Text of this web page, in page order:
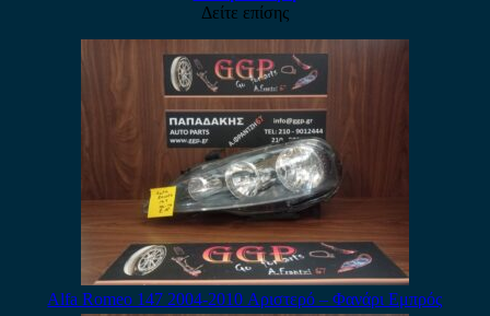
Δείτε επίσης
Alfa Romeo 147 2004-2010 Αριστερό – Φανάρι Εμπρός